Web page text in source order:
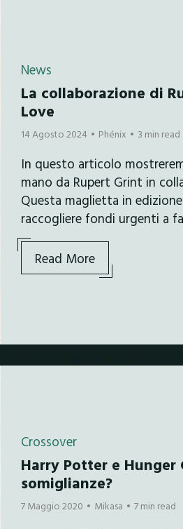
News
La collaborazione di
Love
14 Agosto 2024 Phénix 3 min read
In questo articolo
mano da Rupert Grint in
Questa maglietta in
raccogliere fondi urgenti a
Read More
Crossover
Harry Potter e
somiglianze?
7 Maggio 2020 Mikasa 7 min read